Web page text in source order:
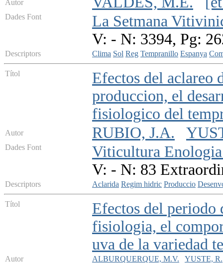
Autor
Dades Font
La Setmana
V: - N: 3394, Pg:
Descriptors Clima Sol Reg Tempranillo Espanya
Títol
Efectos del aclareo
produccion, el
fisiologico del
Autor RUBIO, J.A.
Dades Font
Viticultura
V: - N: 83
Descriptors Aclarida Regim hidric Produccio
Títol
Efectos del periodo
fisiologia, el
uva de la variedad
Autor ALBURQUERQUE, M.V.
YUSTE, R.